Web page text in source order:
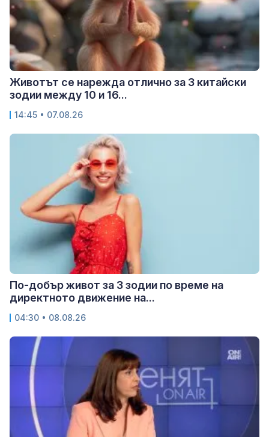
Животът се нарежда отлично за 3 китайски
зодии между 10 и 16...
14:45 • 07.08.26
По-добър живот за 3 зодии по време на
директното движение на...
04:30 • 08.08.26